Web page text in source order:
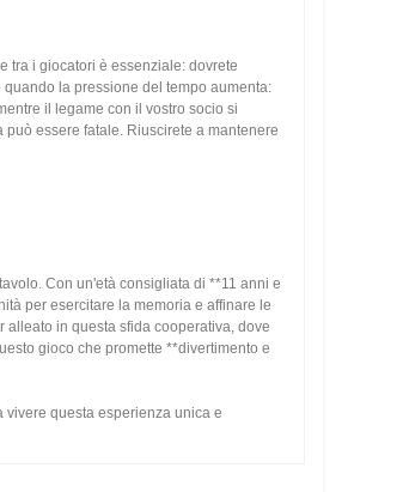
tra i giocatori è essenziale: dovrete
la pressione del tempo aumenta:
il legame con il vostro socio si
essere fatale. Riuscirete a mantenere
Con un'età consigliata di **11 anni e
per esercitare la memoria e affinare le
in questa sfida cooperativa, dove
gioco che promette **divertimento e
questa esperienza unica e